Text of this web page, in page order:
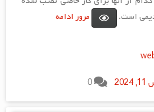
است.
مرور ادامه
0